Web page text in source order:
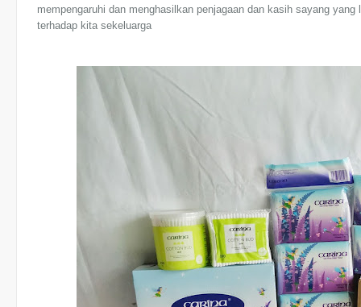
mempengaruhi dan menghasilkan penjagaan dan kasih sayang
terhadap kita sekeluarga